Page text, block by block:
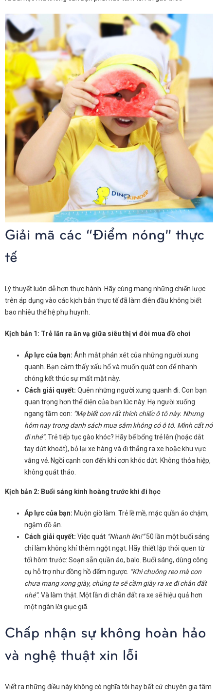
Giải mã các “Điểm nóng” thực
tế
Lý thuyết luôn dễ hơn thực hành. Hãy cùng mang những chiến lược
trên áp dụng vào các kịch bản thực tế đã làm điên đầu không biết
bao nhiêu thế hệ phụ huynh.
Kịch bản 1: Trẻ lăn ra ăn vạ giữa siêu thị vì đòi mua đồ chơi
Áp lực của bạn: Ánh mắt phán xét của những người xung
quanh. Bạn cảm thấy xấu hổ và muốn quát con để nhanh
chóng kết thúc sự mất mặt này.
Cách giải quyết: Quên những người xung quanh đi. Con bạn
quan trọng hơn thể diện của bạn lúc này. Hạ người xuống
ngang tầm con: “Mẹ biết con rất thích chiếc ô tô này. Nhưng
hôm nay trong danh sách mua sắm không có ô tô. Mình cất nó
đi nhé”. Trẻ tiếp tục gào khóc? Hãy bế bổng trẻ lên (hoặc dắt
tay dứt khoát), bỏ lại xe hàng và đi thẳng ra xe hoặc khu vực
vắng vẻ. Ngồi cạnh con đến khi cơn khóc dứt. Không thỏa hiệp,
không quát tháo.
Kịch bản 2: Buổi sáng kinh hoàng trước khi đi học
Áp lực của bạn: Muộn giờ làm. Trẻ lề mề, mặc quần áo chậm,
ngậm đồ ăn.
Cách giải quyết: Việc quát “Nhanh lên!”50 lần một buổi sáng
chỉ làm không khí thêm ngột ngạt. Hãy thiết lập thói quen từ
tối hôm trước: Soạn sẵn quần áo, balo. Buổi sáng, dùng công
cụ hỗ trợ như đồng hồ đếm ngược. “Khi chuông reo mà con
chưa mang xong giày, chúng ta sẽ cầm giày ra xe đi chân đất
nhé”. Và làm thật. Một lần đi chân đất ra xe sẽ hiệu quả hơn
một ngàn lời giục giã.
Chấp nhận sự không hoàn hảo
và nghệ thuật xin lỗi
Viết ra những điều này không có nghĩa tôi hay bất cứ chuyên gia tâm